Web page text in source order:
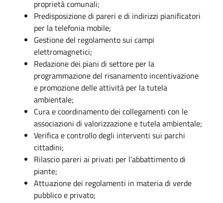
proprietà comunali;
Predisposizione di pareri e di indirizzi pianificatori
per la telefonia mobile;
Gestione del regolamento sui campi
elettromagnetici;
Redazione dei piani di settore per la
programmazione del risanamento incentivazione
e promozione delle attività per la tutela
ambientale;
Cura e coordinamento dei collegamenti con le
associazioni di valorizzazione e tutela ambientale;
Verifica e controllo degli interventi sui parchi
cittadini;
Rilascio pareri ai privati per l’abbattimento di
piante;
Attuazione dei regolamenti in materia di verde
pubblico e privato;